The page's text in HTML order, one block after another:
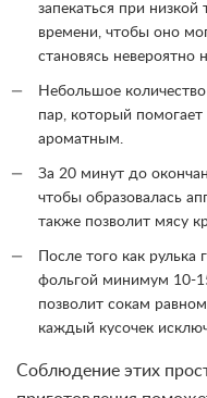
запекаться при низкой
времени, чтобы оно
становясь невероятно
Небольшое
пар, который
ароматным.
За 20 минут до
чтобы образовалась
также позволит мясу
После того как
фольгой минимум 10-
позволит сокам
каждый кусочек
Соблюдение этих